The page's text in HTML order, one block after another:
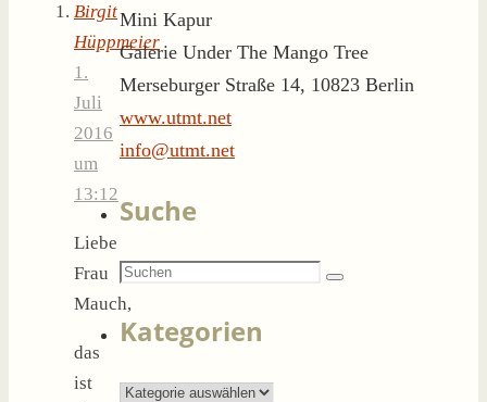
Birgit
Hüppmeier
1.
Juli
2016
um
13:12
Liebe
Frau
Mauch,
das
ist
Mini Kapur
Galerie Under The Mango Tree
Merseburger Straße 14, 10823 Berlin
www.utmt.net
info@utmt.net
Suche
Suchen
nach:
Suchen
Kategorien
Kategorien